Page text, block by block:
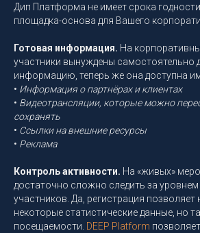
Дип Платформа не имеет срока
площадка-основа для Вашего
Готовая информация. На
участники вынуждены самостоятельно
информацию, теперь же она доступна
• Информация о партнёрах и клиентах
• Видеотрансляции, которые можно
сохранять
• Ссылки на внешние ресурсы
• Реклама
Контроль активности. На «живых»
достаточно сложно следить за уровнем
участников. Да, регистрация позволяет
некоторые статистические данные, но
посещаемости. DEEP Platform